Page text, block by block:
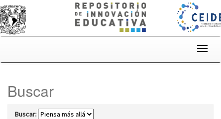
Buscar
Buscar: